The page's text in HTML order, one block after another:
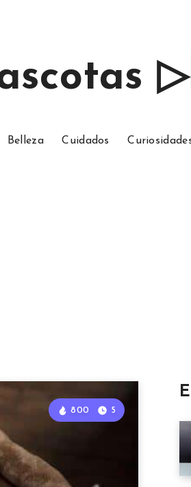
▷
Belleza Cuidados
800 5